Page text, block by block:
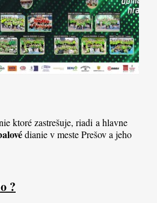
ktoré zastrešuje, riadi a hlavne
dianie v meste Prešov a jeho
?